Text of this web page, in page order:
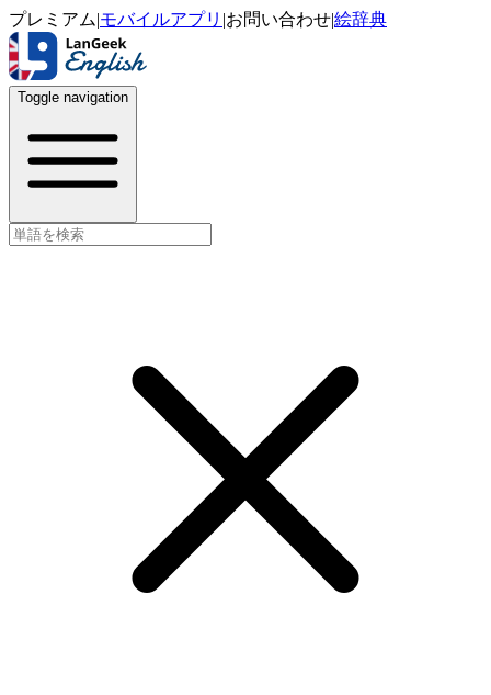
プレミアム|モバイルアプリ |お問い合わせ|絵辞典
Toggle navigation